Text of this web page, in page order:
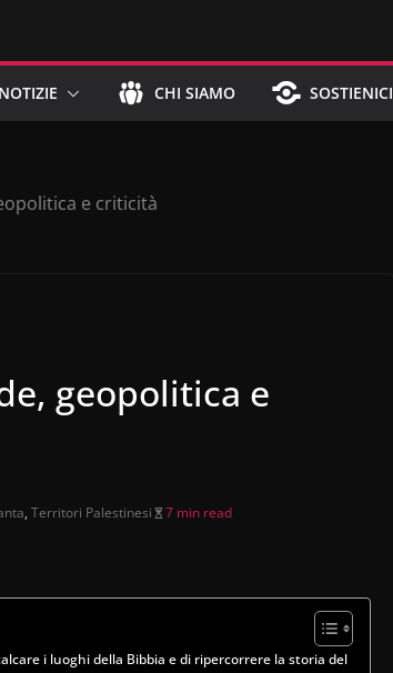
NOTIZIE CHI SIAMO SOSTIENICI
e criticità
geopolitica e
, Territori Palestinesi 7 min read
i luoghi della Bibbia e di ripercorrere la storia del